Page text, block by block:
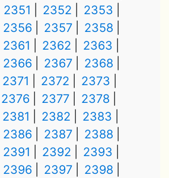
2351 2352
2353
2356 2357
2358
2361 2362
2363
2366 2367
2368
2371 2372
2373
2376 2377
2378
2381 2382
2383
2386 2387
2388
2391 2392
2393
2396 2397
2398